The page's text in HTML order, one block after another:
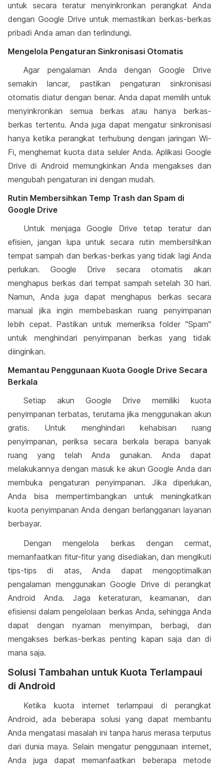
untuk secara teratur menyinkronkan perangkat Anda
dengan Google Drive untuk memastikan berkas-berkas
pribadi Anda aman dan terlindungi.
Mengelola Pengaturan Sinkronisasi Otomatis
Agar pengalaman Anda dengan Google Drive
semakin lancar, pastikan pengaturan sinkronisasi
otomatis diatur dengan benar. Anda dapat memilih untuk
menyinkronkan semua berkas atau hanya berkas-
berkas tertentu. Anda juga dapat mengatur sinkronisasi
hanya ketika perangkat terhubung dengan jaringan Wi-
Fi, menghemat kuota data seluler Anda. Aplikasi Google
Drive di Android memungkinkan Anda mengakses dan
mengubah pengaturan ini dengan mudah.
Rutin Membersihkan Temp Trash dan Spam di
Google Drive
Untuk menjaga Google Drive tetap teratur dan
efisien, jangan lupa untuk secara rutin membersihkan
tempat sampah dan berkas-berkas yang tidak lagi Anda
perlukan. Google Drive secara otomatis akan
menghapus berkas dari tempat sampah setelah 30 hari.
Namun, Anda juga dapat menghapus berkas secara
manual jika ingin membebaskan ruang penyimpanan
lebih cepat. Pastikan untuk memeriksa folder "Spam"
untuk menghindari penyimpanan berkas yang tidak
diinginkan.
Memantau Penggunaan Kuota Google Drive Secara
Berkala
Setiap akun Google Drive memiliki kuota
penyimpanan terbatas, terutama jika menggunakan akun
gratis. Untuk menghindari kehabisan ruang
penyimpanan, periksa secara berkala berapa banyak
ruang yang telah Anda gunakan. Anda dapat
melakukannya dengan masuk ke akun Google Anda dan
membuka pengaturan penyimpanan. Jika diperlukan,
Anda bisa mempertimbangkan untuk meningkatkan
kuota penyimpanan Anda dengan berlangganan layanan
berbayar.
Dengan mengelola berkas dengan cermat,
memanfaatkan fitur-fitur yang disediakan, dan mengikuti
tips-tips di atas, Anda dapat mengoptimalkan
pengalaman menggunakan Google Drive di perangkat
Android Anda. Jaga keteraturan, keamanan, dan
efisiensi dalam pengelolaan berkas Anda, sehingga Anda
dapat dengan nyaman menyimpan, berbagi, dan
mengakses berkas-berkas penting kapan saja dan di
mana saja.
Solusi Tambahan untuk Kuota Terlampaui
di Android
Ketika kuota internet terlampaui di perangkat
Android, ada beberapa solusi yang dapat membantu
Anda mengatasi masalah ini tanpa harus merasa terputus
dari dunia maya. Selain mengatur penggunaan internet,
Anda juga dapat memanfaatkan beberapa metode